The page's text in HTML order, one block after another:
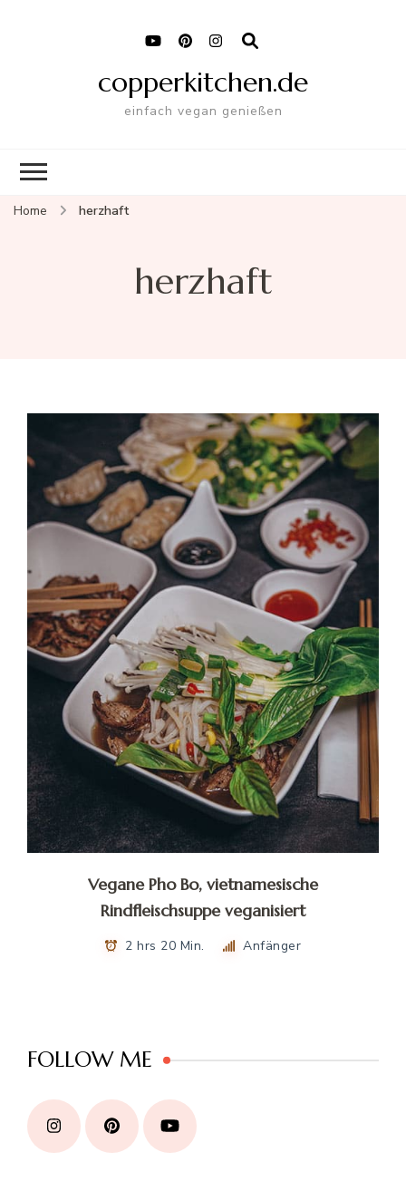
copperkitchen.de
einfach vegan genießen
Home herzhaft
herzhaft
Vegane Pho Bo, vietnamesische
Rindfleischsuppe veganisiert
2 hrs 20 Min. Anfänger
FOLLOW ME